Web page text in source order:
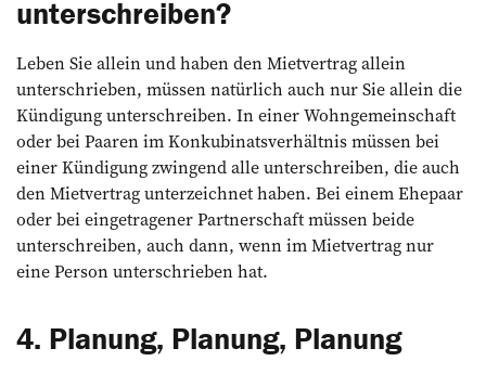
unterschreiben?
Leben Sie allein und haben den Mietvertrag allein
unterschrieben, müssen natürlich auch nur Sie allein die
Kündigung unterschreiben. In einer Wohngemeinschaft
oder bei Paaren im Konkubinatsverhältnis müssen bei
einer Kündigung zwingend alle unterschreiben, die auch
den Mietvertrag unterzeichnet haben. Bei einem Ehepaar
oder bei eingetragener Partnerschaft müssen beide
unterschreiben, auch dann, wenn im Mietvertrag nur
eine Person unterschrieben hat.
4. Planung, Planung, Planung